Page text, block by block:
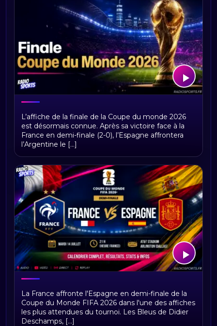
Finale Coupe du Monde 2026 :
Espagne - Argentine
L’affiche de la finale de la Coupe du monde 2026
est désormais connue. Après sa victoire face à la
France en demi-finale (2-0), l’Espagne affrontera
l’Argentine le [...]
France–Espagne : heure, chaîne TV,
direct et compositions
La France affronte l'Espagne en demi-finale de la
Coupe du Monde FIFA 2026 dans l'une des affiches
les plus attendues du tournoi. Les Bleus de Didier
Deschamps, [...]